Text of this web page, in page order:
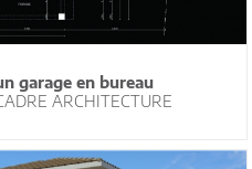
garage en bureau
ARCHITECTURE